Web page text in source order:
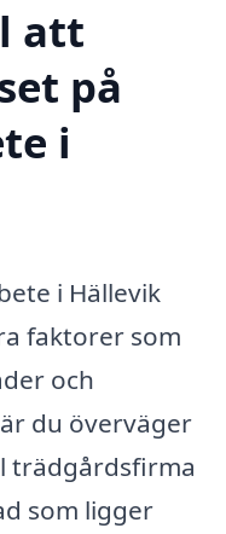
att
på
i
i Hällevik
faktorer som
och
du överväger
trädgårdsfirma
som ligger